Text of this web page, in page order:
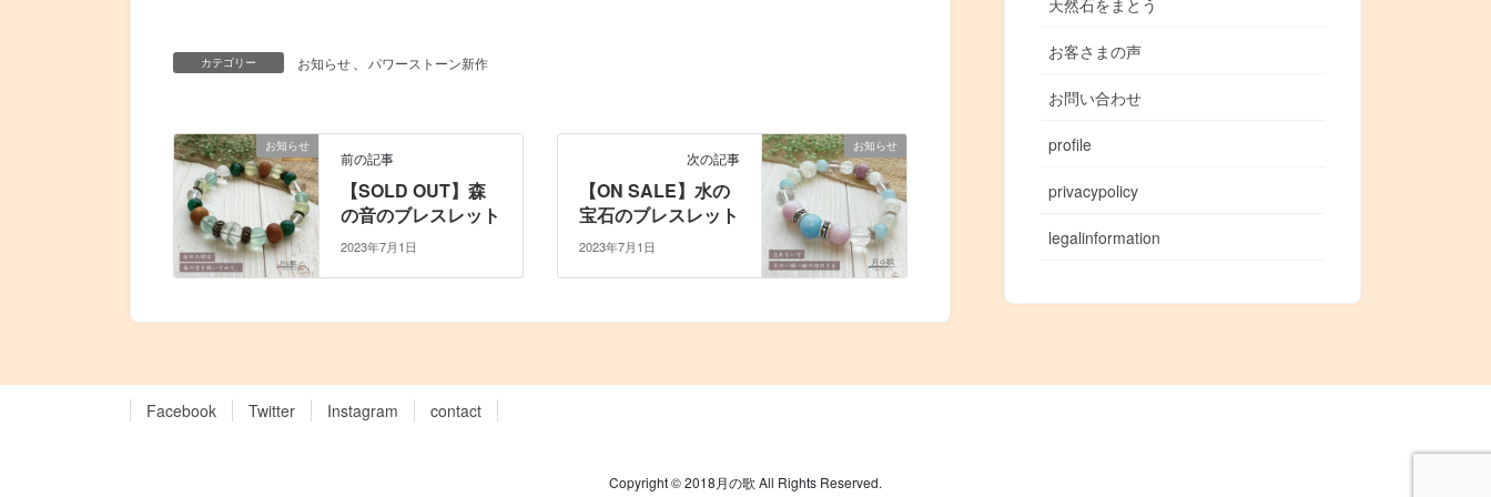
カテゴリー お知らせ パワーストーン新作
お知らせ
前の記事
【SOLD OUT】森
の音のブレスレット
2023年7月1日
お知らせ
次の記事
【ON SALE】水の
宝石のブレスレット
2023年7月1日
お客さまの声
お問い合わせ
profile
privacypolicy
legalinformation
Facebook Twitter Instagram contact
Copyright © 2018月の歌 All Rights Reserved.